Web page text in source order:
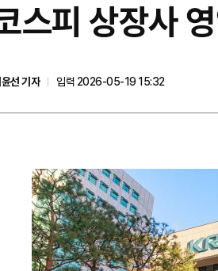
스피 상장사
선 기자
입력 2026-05-19 15:32